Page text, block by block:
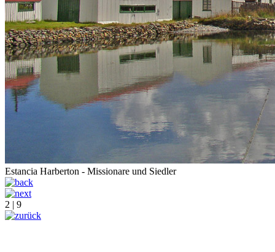
Estancia Harberton - Missionare und Siedler
2 | 9